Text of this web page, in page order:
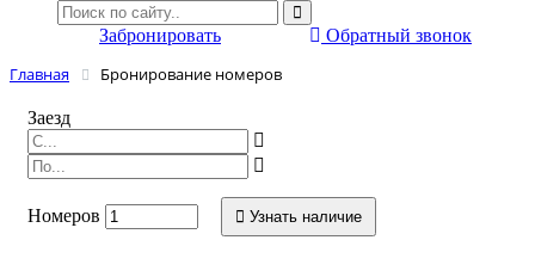
Забронировать Обратный звонок
Главная Бронирование номеров
Заезд
Номеров Узнать наличие